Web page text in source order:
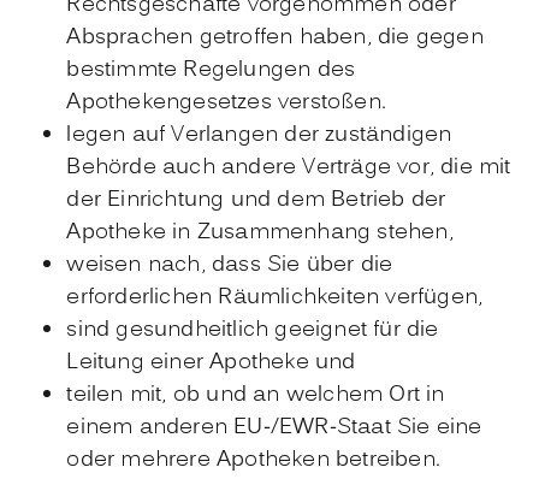
Absprachen getroffen haben, die gegen
bestimmte Regelungen des
Apothekengesetzes verstoßen.
legen auf Verlangen der zuständigen
Behörde auch andere Verträge vor, die mit
der Einrichtung und dem Betrieb der
Apotheke in Zusammenhang stehen,
weisen nach, dass Sie über die
erforderlichen Räumlichkeiten verfügen,
sind gesundheitlich geeignet für die
Leitung einer Apotheke und
teilen mit, ob und an welchem Ort in
einem anderen EU-/EWR-Staat Sie eine
oder mehrere Apotheken betreiben.